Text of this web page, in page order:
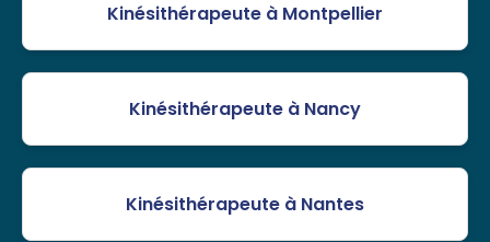
Kinésithérapeute à Montpellier
Kinésithérapeute à Nancy
Kinésithérapeute à Nantes